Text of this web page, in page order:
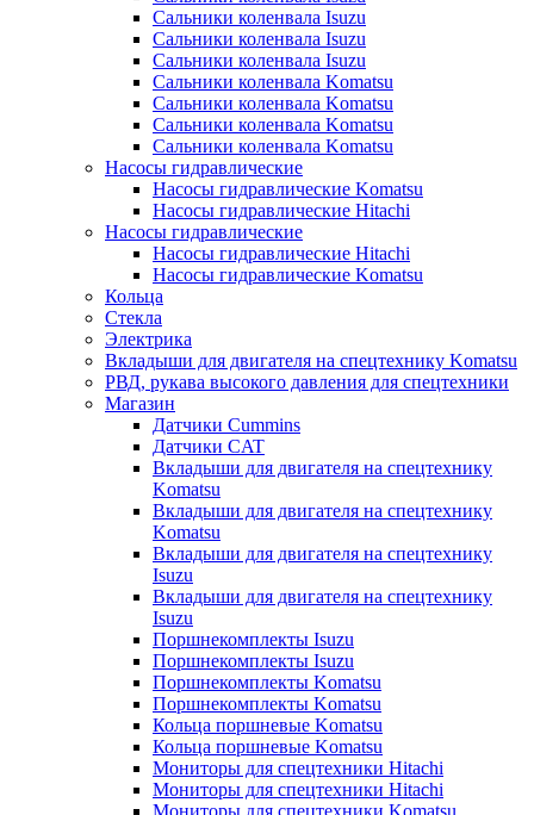
Сальники коленвала Isuzu
Сальники коленвала Isuzu
Сальники коленвала Isuzu
Сальники коленвала Komatsu
Сальники коленвала Komatsu
Сальники коленвала Komatsu
Сальники коленвала Komatsu
Насосы гидравлические
Насосы гидравлические Komatsu
Насосы гидравлические Hitachi
Насосы гидравлические
Насосы гидравлические Hitachi
Насосы гидравлические Komatsu
Кольца
Стекла
Электрика
Вкладыши для двигателя на спецтехнику Komatsu
РВД, рукава высокого давления для спецтехники
Магазин
Датчики Cummins
Датчики CAT
Вкладыши для двигателя на спецтехнику
Komatsu
Вкладыши для двигателя на спецтехнику
Komatsu
Вкладыши для двигателя на спецтехнику
Isuzu
Вкладыши для двигателя на спецтехнику
Isuzu
Поршнекомплекты Isuzu
Поршнекомплекты Isuzu
Поршнекомплекты Komatsu
Поршнекомплекты Komatsu
Кольца поршневые Komatsu
Кольца поршневые Komatsu
Мониторы для спецтехники Hitachi
Мониторы для спецтехники Hitachi
Мониторы для спецтехники Komatsu